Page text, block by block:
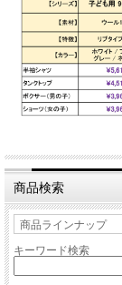
商品検索
キーワード検索